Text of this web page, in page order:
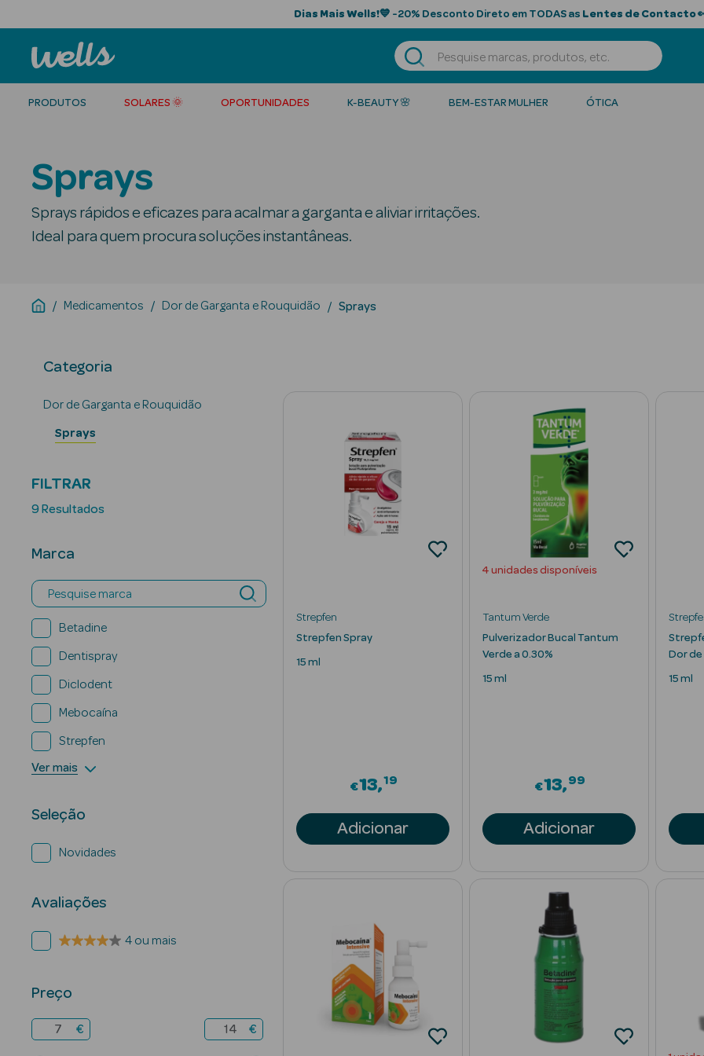
Dias Mais Wells!💙 -20% Desconto Direto em TODAS as Lentes de Contacto
PRODUTOS SOLARES 🌞 OPORTUNIDADES K-BEAUTY 🌸 BEM-ESTAR MULHER ÓTICA
Sprays
Sprays rápidos e eficazes para acalmar a garganta e aliviar irritações.
Ideal para quem procura soluções instantâneas.
Medicamentos Dor de Garganta e Rouquidão Sprays
Categoria
Dor de Garganta e Rouquidão
Sprays
FILTRAR
9 Resultados
Marca
Pesquise marca
Betadine
Dentispray
Diclodent
Mebocaína
Strepfen
Ver mais
Seleção
Novidades
Avaliações
4 ou mais
Preço
€ €
Strepfen
Strepfen Spray
15 ml
€13 19
Adicionar
4 unidades disponíveis
Tantum Verde
Pulverizador Bucal Tantum
Verde a 0.30%
15 ml
€13 99
Adicionar
Dor
15 ml